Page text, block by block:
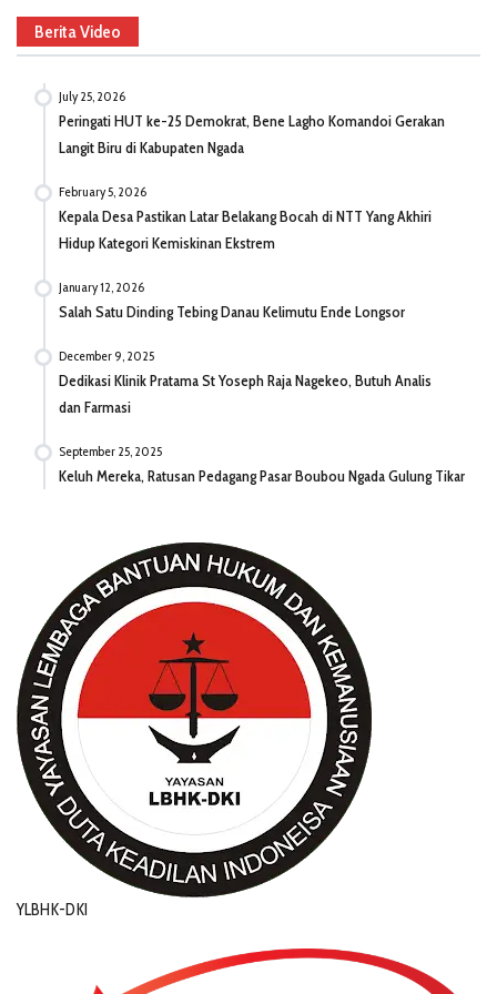
Berita Video
July 25, 2026
Peringati HUT ke-25 Demokrat, Bene Lagho Komandoi Gerakan
Langit Biru di Kabupaten Ngada
February 5, 2026
Kepala Desa Pastikan Latar Belakang Bocah di NTT Yang Akhiri
Hidup Kategori Kemiskinan Ekstrem
January 12, 2026
Salah Satu Dinding Tebing Danau Kelimutu Ende Longsor
December 9, 2025
Dedikasi Klinik Pratama St Yoseph Raja Nagekeo, Butuh Analis
dan Farmasi
September 25, 2025
Keluh Mereka, Ratusan Pedagang Pasar Boubou Ngada Gulung Tikar
YLBHK-DKI